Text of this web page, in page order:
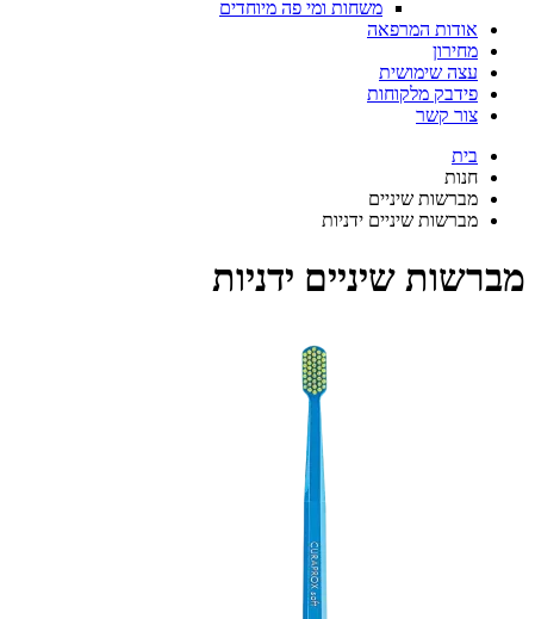
משחות ומי פה מיוחדים
אודות המרפאה
מחירון
עצה שימושית
פידבק מלקוחות
צור קשר
בית
חנות
מברשות שיניים
מברשות שיניים ידניות
מברשות שיניים ידניות